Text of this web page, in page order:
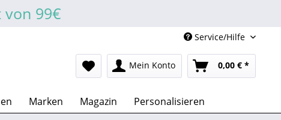
99€
Service/Hilfe
Mein Konto 0,00 € *
Marken Magazin Personalisieren